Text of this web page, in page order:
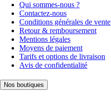
Qui sommes-nous ?
Contactez-nous
Conditions générales de vente
Retour & remboursement
Mentions légales
Moyens de paiement
Tarifs et options de livraison
Avis de confidentialité
Nos boutiques